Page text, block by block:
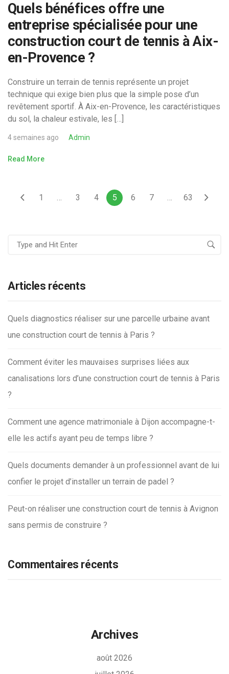
Quels bénéfices offre une
entreprise spécialisée pour une
construction court de tennis à Aix-
en-Provence ?
Construire un terrain de tennis représente un projet
technique qui exige bien plus que la simple pose d’un
revêtement sportif. À Aix-en-Provence, les caractéristiques
du sol, la chaleur estivale, les […]
4 semaines ago Admin
Read More
1 … 3 4 5 6 7 … 63
Articles récents
Quels diagnostics réaliser sur une parcelle urbaine avant
une construction court de tennis à Paris ?
Comment éviter les mauvaises surprises liées aux
canalisations lors d’une construction court de tennis à Paris
?
Comment une agence matrimoniale à Dijon accompagne-t-
elle les actifs ayant peu de temps libre ?
Quels documents demander à un professionnel avant de lui
confier le projet d’installer un terrain de padel ?
Peut-on réaliser une construction court de tennis à Avignon
sans permis de construire ?
Commentaires récents
Archives
août 2026